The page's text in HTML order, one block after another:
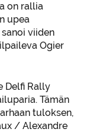
on rallia
upea
viiden
Ogier
Delfi Rally
Tämän
tuloksen,
/ Alexandre